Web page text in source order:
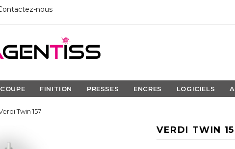
nous
FINITION PRESSES ENCRES LOGICIELS
Twin 157
VERDI TWIN